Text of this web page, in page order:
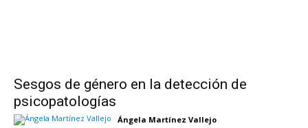
Sesgos de género en la detección de
psicopatologías
Ángela Martínez Vallejo